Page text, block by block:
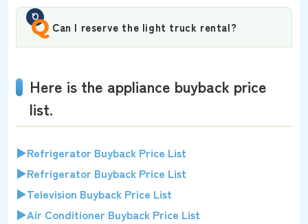
Q Can I reserve the light truck rental?
Here is the appliance buyback price
list.
▶Refrigerator Buyback Price List
▶Refrigerator Buyback Price List
▶Television Buyback Price List
▶Air Conditioner Buyback Price List